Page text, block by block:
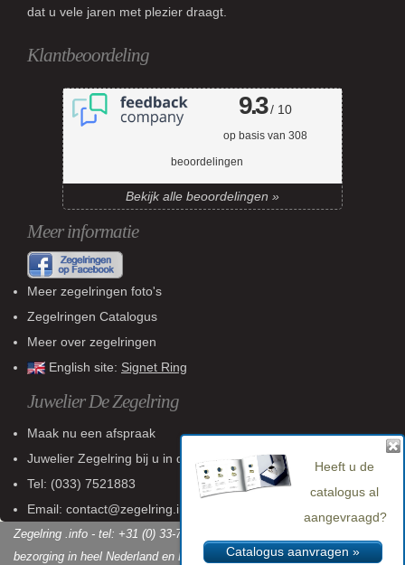
dat u vele jaren met plezier draagt.
Klantbeoordeling
9.3/ 10
op basis van 308
beoordelingen
Bekijk alle beoordelingen »
Meer informatie
Meer zegelringen foto's
Zegelringen Catalogus
Meer over zegelringen
English site: Signet Ring
Juwelier De Zegelring
Maak nu een afspraak
Juwelier Zegelring bij u in de buurt
Tel: (033) 7521883
Email: contact@zegelring.info
Zegelring .info - tel: +31 (0) 33-7521883 - KvK: 60 802 618 - Gratis
bezorging in heel Nederland en België
Heeft u de
catalogus al
aangevraagd?
Catalogus aanvragen »